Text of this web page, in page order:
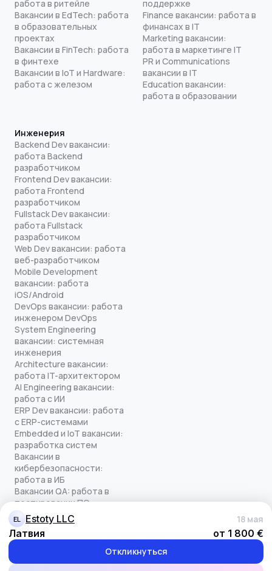
EL Estoty LLC 18 мая
Латвия от 1 800 €
Откликнуться
работа в ритейле
Вакансии в EdTech: работа
в образовательных
проектах
Вакансии в FinTech: работа
в финтехе
Вакансии в IoT и Hardware:
работа с железом
поддержке
Finance вакансии: работа в
финансах в IT
Marketing вакансии:
работа в маркетинге IT
PR и Communications
вакансии в IT
Education вакансии:
работа в образовании
Инженерия
Backend Dev вакансии:
работа Backend
разработчиком
Frontend Dev вакансии:
работа Frontend
разработчиком
Fullstack Dev вакансии:
работа Fullstack
разработчиком
Web Dev вакансии: работа
веб-разработчиком
Mobile Development
вакансии: работа
iOS/Android
DevOps вакансии: работа
инженером DevOps
System Engineering
вакансии: системная
инженерия
Architecture вакансии:
работа IT-архитектором
AI Engineering вакансии:
работа с ИИ
ERP Dev вакансии: работа
с ERP-системами
Embedded и IoT вакансии:
разработка систем
Вакансии в
кибербезопасности:
работа в ИБ
Вакансии QA: работа в
тестировании ПО
Политика конфиденциальности
Обработка персональных данных